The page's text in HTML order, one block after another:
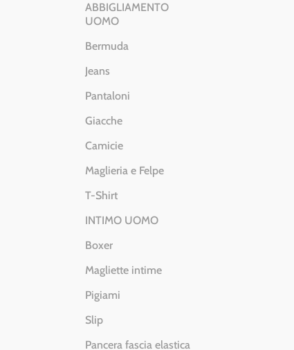
ABBIGLIAMENTO
UOMO
Bermuda
Jeans
Pantaloni
Giacche
Camicie
Maglieria e Felpe
T-Shirt
INTIMO UOMO
Boxer
Magliette intime
Pigiami
Slip
Pancera fascia elastica